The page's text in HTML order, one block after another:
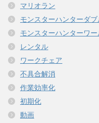
マリオラン
モンスターハンターダブ
モンスターハンターワー
レンタル
ワークチェア
不具合解消
作業効率化
初期化
動画